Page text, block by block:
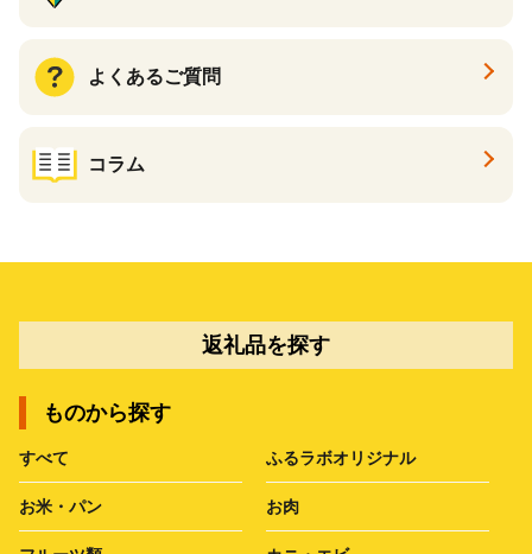
よくあるご質問
コラム
返礼品を探す
ものから探す
すべて ふるラボオリジナル
お米・パン お肉